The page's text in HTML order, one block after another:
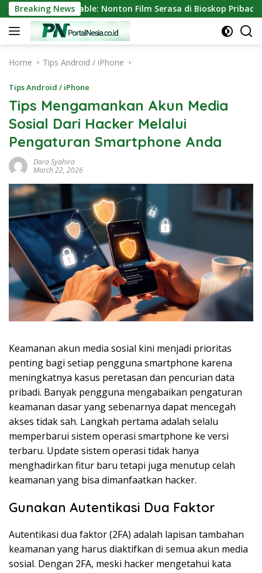
Skip
to
content
Breaking News
Portable: Nonton Film Serasa di Bioskop Pribadi Rumah
Home Tips Android / iPhone
Tips Android / iPhone
Tips Mengamankan Akun Media
Sosial Dari Hacker Melalui
Pengaturan Smartphone Anda
Dara Syahira
March 22, 2026
Keamanan akun media sosial kini menjadi prioritas
penting bagi setiap pengguna smartphone karena
meningkatnya kasus peretasan dan pencurian data
pribadi. Banyak pengguna mengabaikan pengaturan
keamanan dasar yang sebenarnya dapat mencegah
akses tidak sah. Langkah pertama adalah selalu
memperbarui sistem operasi smartphone ke versi
terbaru. Update sistem operasi tidak hanya
menghadirkan fitur baru tetapi juga menutup celah
keamanan yang bisa dimanfaatkan hacker.
Gunakan Autentikasi Dua Faktor
Autentikasi dua faktor (2FA) adalah lapisan tambahan
keamanan yang harus diaktifkan di semua akun media
sosial. Dengan 2FA, meski hacker mengetahui kata